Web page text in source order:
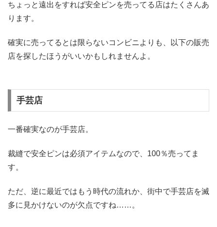
ちょっと遠出をすれば安全ピンを売ってる店はたくさんあ
ります。
確実に売ってるとは限らないコンビニよりも、以下の販売
店を探したほうがいいかもしれませんよ。
手芸店
一番確実なのが手芸店。
裁縫で安全ピンは必須アイテムなので、100％売ってま
す。
ただ、逆に最近ではもう時代の流れか、街中で手芸店を滅
多に見かけないのが欠点ですね……。